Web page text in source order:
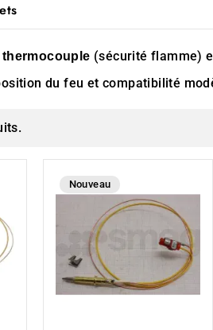
thermocouple (sécurité flamme)
du feu et compatibilité
Nouveau